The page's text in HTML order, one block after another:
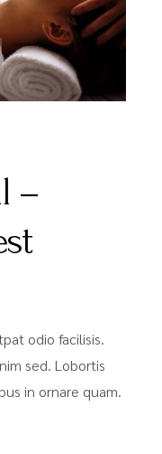
–
odio facilisis.
sed. Lobortis
in ornare quam.